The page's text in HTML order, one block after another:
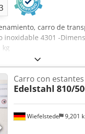
carro de
4301 -
kg
Wiefelstede 9,201
Carro con estantes
Edelstahl 810/